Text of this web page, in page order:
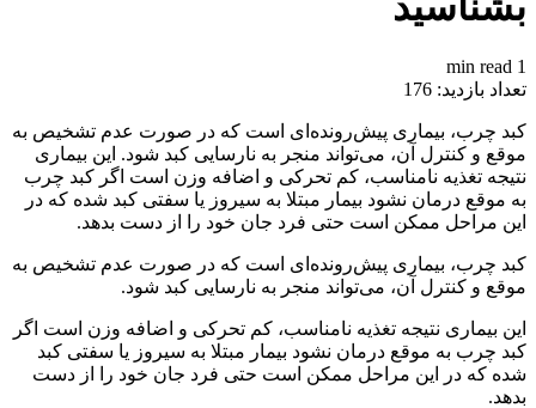
1 min read
تعداد بازدید: 176
کبد چرب، بیماری پیش‌رونده‌ای است که در صورت عدم تشخیص به
موقع و کنترل آن، می‌تواند منجر به نارسایی کبد شود. این بیماری
نتیجه تغذیه نامناسب، کم تحرکی و اضافه وزن است اگر کبد چرب
به موقع درمان نشود بیمار مبتلا به سیروز یا سفتی کبد شده که در
این مراحل ممکن است حتی فرد جان خود را از دست بدهد.
کبد چرب، بیماری پیش‌رونده‌ای است که در صورت عدم تشخیص به
موقع و کنترل آن، می‌تواند منجر به نارسایی کبد شود.
این بیماری نتیجه تغذیه نامناسب، کم تحرکی و اضافه وزن است اگر
کبد چرب به موقع درمان نشود بیمار مبتلا به سیروز یا سفتی کبد
شده که در این مراحل ممکن است حتی فرد جان خود را از دست
بدهد.